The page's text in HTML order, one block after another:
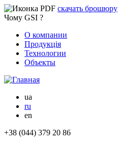
скачать брошюру
Чому GSI ?
О компании
Продукція
Технологии
Объекты
ua
ru
en
+38 (044) 379 20 86